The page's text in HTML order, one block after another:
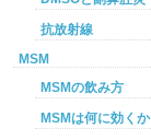
抗放射線
MSM
MSMの飲み方
MSMは何に効くか